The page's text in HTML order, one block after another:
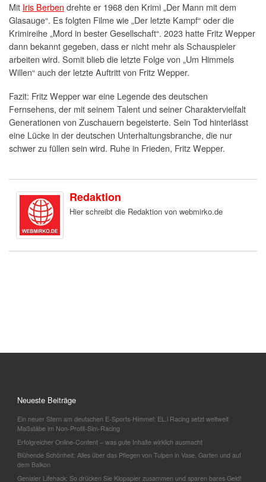
Mit Iris Berben drehte er 1968 den Krimi „Der Mann mit dem
Glasauge“. Es folgten Filme wie „Der letzte Kampf“ oder die
Krimireihe „Mord in bester Gesellschaft“. 2023 hatte Fritz Wepper
dann bekannt gegeben, dass er nicht mehr als Schauspieler
arbeiten wird. Somit blieb die letzte Folge von „Um Himmels
Willen“ auch der letzte Auftritt von Fritz Wepper.
Fazit: Fritz Wepper war eine Legende des deutschen
Fernsehens, der mit seinem Talent und seiner Charaktervielfalt
Generationen von Zuschauern begeisterte. Sein Tod hinterlässt
eine Lücke in der deutschen Unterhaltungsbranche, die nur
schwer zu füllen sein wird. Ruhe in Frieden, Fritz Wepper.
Redaktion
Hier schreibt die Redaktion von webmirko.de
Neueste Beiträge
Ein neuer Stern am deutschen E-Sports-Himmel: EL.i Racing setzt weltweit
Maßstäbe im Non-Profit-Sim-Racing
Erfolgreicher Online-Content – was gute Inhalte wirklich ausmacht
Blühende Schönheit: Alles über das Pflegen von Tulpen in Vase, Garten und auf
dem Balkon
Genialer Lifehack: So drücken Sie Klopapier zusammen und sparen bares Geld!